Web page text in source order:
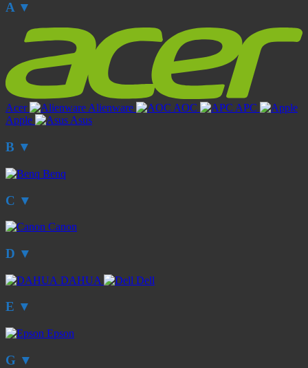
A ▼
Acer Alienware AOC
APC
Apple
Asus
B ▼
Benq
C ▼
Canon
D ▼
DAHUA Dell
E ▼
Epson
G ▼